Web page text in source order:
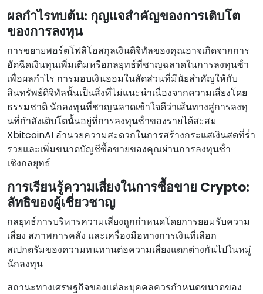
ผลกําไรทบต้น: กุญแจสําคัญของการเติบโต
ของการลงทุน
การขยายพอร์ตโฟลิโอสกุลเงินดิจิทัลของคุณอาจเกิดจากการ
อัดฉีดเงินทุนเพิ่มเติมหรือกลยุทธ์ที่ชาญฉลาดในการลงทุนซ้ํา
เพื่อผลกําไร การมอบเงินออมในสัดส่วนที่มีนัยสําคัญให้กับ
สินทรัพย์ดิจิทัลนั้นเป็นสิ่งที่ไม่แนะนําเนื่องจากความเสี่ยงโดย
ธรรมชาติ นักลงทุนที่ชาญฉลาดเข้าใจดีว่าเส้นทางสู่การลงทุ
นที่กําลังเติบโตนั้นอยู่ที่การลงทุนซ้ําของรายได้สะสม
XbitcoinAI อํานวยความสะดวกในการสร้างกระแสเงินสดที่ร่ํา
รวยและเพิ่มขนาดบัญชีซื้อขายของคุณผ่านการลงทุนซ้ํา
เชิงกลยุทธ์
การเรียนรู้ความเสี่ยงในการซื้อขาย Crypto:
ลัทธิของผู้เชี่ยวชาญ
กลยุทธ์การบริหารความเสี่ยงถูกกําหนดโดยการยอมรับความ
เสี่ยง สภาพการคลัง และเครื่องมือทางการเงินที่เลือก
สเปกตรัมของความทนทานต่อความเสี่ยงแตกต่างกันไปในหมู่
นักลงทุน
สถานะทางเศรษฐกิจของแต่ละบุคคลควรกําหนดขนาดของ